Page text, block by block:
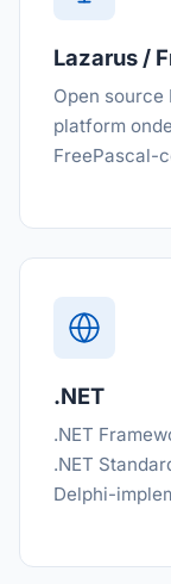
Lazarus /
Open
platform
FreePascal-
.NET
.NET
.NET
Delphi-